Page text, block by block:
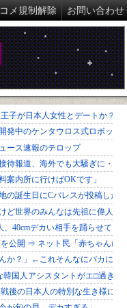
コメ規制解除 お問い合わせ